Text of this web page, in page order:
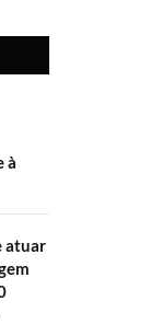
à
atuar